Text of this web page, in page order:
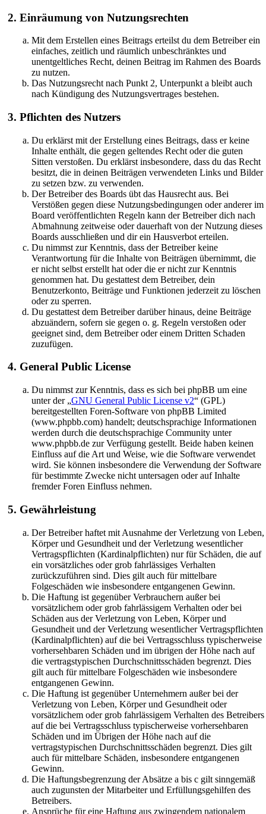
2. Einräumung von Nutzungsrechten
Mit dem Erstellen eines Beitrags erteilst du dem Betreiber ein
einfaches, zeitlich und räumlich unbeschränktes und
unentgeltliches Recht, deinen Beitrag im Rahmen des Boards
zu nutzen.
Das Nutzungsrecht nach Punkt 2, Unterpunkt a bleibt auch
nach Kündigung des Nutzungsvertrages bestehen.
3. Pflichten des Nutzers
Du erklärst mit der Erstellung eines Beitrags, dass er keine
Inhalte enthält, die gegen geltendes Recht oder die guten
Sitten verstoßen. Du erklärst insbesondere, dass du das Recht
besitzt, die in deinen Beiträgen verwendeten Links und Bilder
zu setzen bzw. zu verwenden.
Der Betreiber des Boards übt das Hausrecht aus. Bei
Verstößen gegen diese Nutzungsbedingungen oder anderer im
Board veröffentlichten Regeln kann der Betreiber dich nach
Abmahnung zeitweise oder dauerhaft von der Nutzung dieses
Boards ausschließen und dir ein Hausverbot erteilen.
Du nimmst zur Kenntnis, dass der Betreiber keine
Verantwortung für die Inhalte von Beiträgen übernimmt, die
er nicht selbst erstellt hat oder die er nicht zur Kenntnis
genommen hat. Du gestattest dem Betreiber, dein
Benutzerkonto, Beiträge und Funktionen jederzeit zu löschen
oder zu sperren.
Du gestattest dem Betreiber darüber hinaus, deine Beiträge
abzuändern, sofern sie gegen o. g. Regeln verstoßen oder
geeignet sind, dem Betreiber oder einem Dritten Schaden
zuzufügen.
4. General Public License
Du nimmst zur Kenntnis, dass es sich bei phpBB um eine
unter der „GNU General Public License v2“ (GPL)
bereitgestellten Foren-Software von phpBB Limited
(www.phpbb.com) handelt; deutschsprachige Informationen
werden durch die deutschsprachige Community unter
www.phpbb.de zur Verfügung gestellt. Beide haben keinen
Einfluss auf die Art und Weise, wie die Software verwendet
wird. Sie können insbesondere die Verwendung der Software
für bestimmte Zwecke nicht untersagen oder auf Inhalte
fremder Foren Einfluss nehmen.
5. Gewährleistung
Der Betreiber haftet mit Ausnahme der Verletzung von Leben,
Körper und Gesundheit und der Verletzung wesentlicher
Vertragspflichten (Kardinalpflichten) nur für Schäden, die auf
ein vorsätzliches oder grob fahrlässiges Verhalten
zurückzuführen sind. Dies gilt auch für mittelbare
Folgeschäden wie insbesondere entgangenen Gewinn.
Die Haftung ist gegenüber Verbrauchern außer bei
vorsätzlichem oder grob fahrlässigem Verhalten oder bei
Schäden aus der Verletzung von Leben, Körper und
Gesundheit und der Verletzung wesentlicher Vertragspflichten
(Kardinalpflichten) auf die bei Vertragsschluss typischerweise
vorhersehbaren Schäden und im übrigen der Höhe nach auf
die vertragstypischen Durchschnittsschäden begrenzt. Dies
gilt auch für mittelbare Folgeschäden wie insbesondere
entgangenen Gewinn.
Die Haftung ist gegenüber Unternehmern außer bei der
Verletzung von Leben, Körper und Gesundheit oder
vorsätzlichem oder grob fahrlässigem Verhalten des Betreibers
auf die bei Vertragsschluss typischerweise vorhersehbaren
Schäden und im Übrigen der Höhe nach auf die
vertragstypischen Durchschnittsschäden begrenzt. Dies gilt
auch für mittelbare Schäden, insbesondere entgangenen
Gewinn.
Die Haftungsbegrenzung der Absätze a bis c gilt sinngemäß
auch zugunsten der Mitarbeiter und Erfüllungsgehilfen des
Betreibers.
Ansprüche für eine Haftung aus zwingendem nationalem